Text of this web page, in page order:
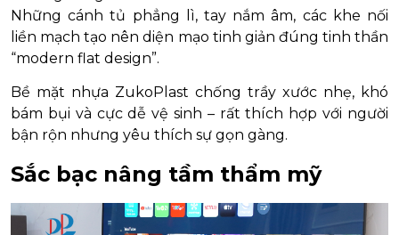
Những cánh tủ phẳng lì, tay nắm âm, các khe nối
liền mạch tạo nên diện mạo tinh giản đúng tinh thần
“modern flat design”.
Bề mặt nhựa ZukoPlast chống trầy xước nhẹ, khó
bám bụi và cực dễ vệ sinh – rất thích hợp với người
bận rộn nhưng yêu thích sự gọn gàng.
Sắc bạc nâng tầm thẩm mỹ